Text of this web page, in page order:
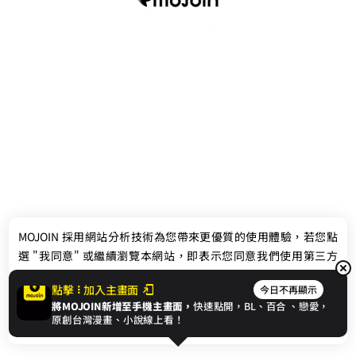
聯絡我們
© 2024 gamania Digital Entertainment Co., Ltd.
點擊 加入主畫面 今日不再顯示
將MOJOIN新增至手機主畫面，快速點開，BL、 百合 、戀愛，
原創台灣漫畫、小說線上看！
MOJOIN 採用網站分析技術為您帶來更優質的使用體驗，若您點
選 "我同意" 或繼續瀏覽本網站，即表示您同意我們使用第三方
Cookie，欲瞭解更多資訊請見隱私權政策。
我同意